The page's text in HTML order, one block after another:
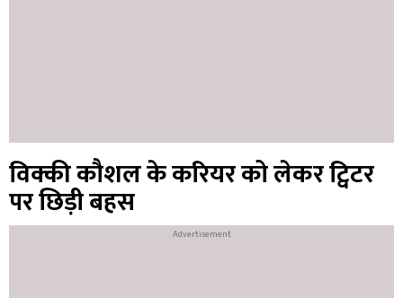
विक्की कौशल के करियर को लेकर ट्विटर
पर छिड़ी बहस